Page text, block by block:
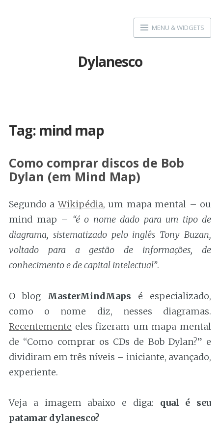
MENU & WIDGETS
Dylanesco
Tag: mind map
Como comprar discos de Bob
Dylan (em Mind Map)
Segundo aWikipédia, um mapa mental – ou
mind map – “é o nome dado para um tipo de
diagrama, sistematizado pelo inglês Tony Buzan,
voltado para a gestão de informações, de
conhecimento e de capital intelectual”.
O blog MasterMindMaps é especializado,
como o nome diz, nesses diagramas.
Recentemente eles fizeram um mapa mental
de “Como comprar os CDs de Bob Dylan?” e
dividiram em três níveis – iniciante, avançado,
experiente.
Veja a imagem abaixo e diga: qual é seu
patamar dylanesco?